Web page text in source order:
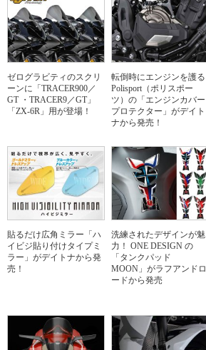
ゼログラビティのスクリ
ーンに「TRACER900／
GT ・TRACER9／GT」
「ZX-6R」用が登場！
転倒時にエンジンを護る
Polisport（ポリスポー
ツ）の「エンジンカバー
プロテクター」がデイト
ナから発売！
貼るだけ広角ミラー「ハ
イビジ貼り付けタイプミ
ラー」がデイトナから発
売！
洗練されたデザインが魅
力！ ONE DESIGN の
「タンクパッド
MOON」がラフアンドロ
ードから発売